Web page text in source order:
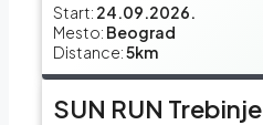
Start: 24.09.2026.
Mesto: Beograd
Distance:5km
SUN RUN Trebinje